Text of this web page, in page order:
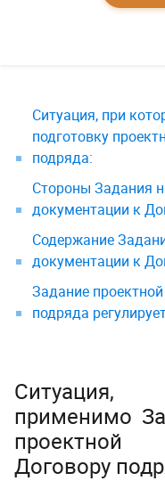
Ситуация, при
подготовку
подряда:
Стороны Задания
документации к
Содержание
документации к
Задание
подряда
применимо
Договору